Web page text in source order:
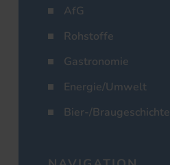
AfG
Rohstoffe
Gastronomie
Energie/Umwelt
Bier-/Braugeschichte